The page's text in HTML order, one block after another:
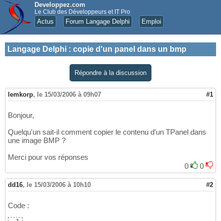
Developpez.com
Le Club des Développeurs et IT Pro
Actus Forum Langage Delphi Emploi
Langage Delphi : copie d'un panel dans un bmp
Répondre à la discussion
lemkorp, le 15/03/2006 à 09h07 #1
Bonjour,
Quelqu'un sait-il comment copier le contenu d'un TPanel dans
une image BMP ?
Merci pour vos réponses
0
0
dd16, le 15/03/2006 à 10h10 #2
Code :